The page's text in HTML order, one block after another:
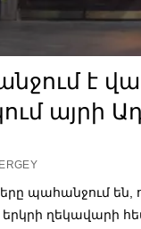
է
այրի
պահանջում են,
ղեկավարի